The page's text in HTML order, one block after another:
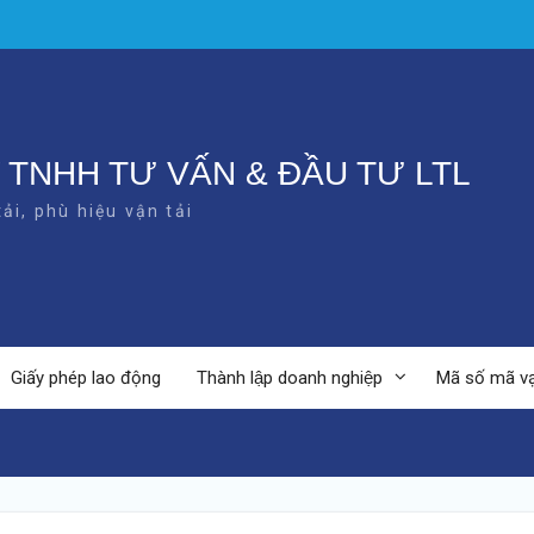
TNHH TƯ VẤN & ĐẦU TƯ LTL
phù hiệu vận tải
Giấy phép lao động Thành lập doanh nghiệp Mã số mã